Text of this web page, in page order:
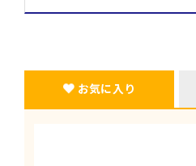
お気に入り